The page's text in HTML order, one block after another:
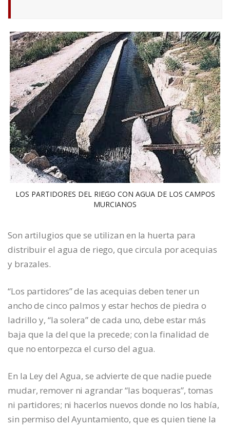
LOS PARTIDORES DEL RIEGO CON AGUA DE LOS CAMPOS
MURCIANOS
Son artilugios que se utilizan en la huerta para
distribuir el agua de riego, que circula por acequias
y brazales.
“Los partidores” de las acequias deben tener un
ancho de cinco palmos y estar hechos de piedra o
ladrillo y, “la solera” de cada uno, debe estar más
baja que la del que la precede; con la finalidad de
que no entorpezca el curso del agua.
En la Ley del Agua, se advierte de que nadie puede
mudar, remover ni agrandar “las boqueras”, tomas
ni partidores; ni hacerlos nuevos donde no los había,
sin permiso del Ayuntamiento, que es quien tiene la